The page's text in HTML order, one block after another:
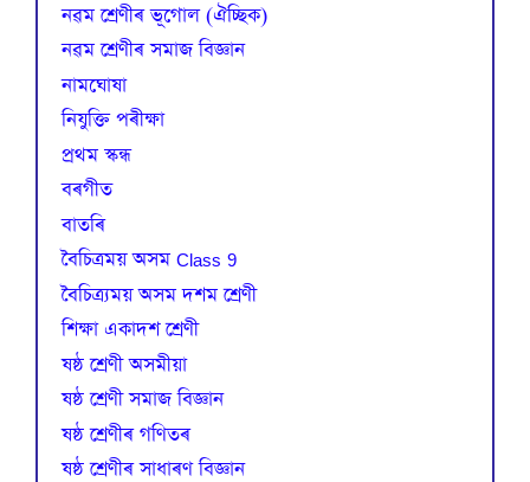
নৱম শ্ৰেণীৰ ভূগোল (ঐচ্ছিক)
নৱম শ্ৰেণীৰ সমাজ বিজ্ঞান
নামঘোষা
নিযুক্তি পৰীক্ষা
প্রথম স্কন্ধ
বৰগীত
বাতৰি
বৈচিত্রময় অসম Class 9
বৈচিত্র্যময় অসম দশম শ্ৰেণী
শিক্ষা একাদশ শ্ৰেণী
ষষ্ঠ শ্ৰেণী অসমীয়া
ষষ্ঠ শ্ৰেণী সমাজ বিজ্ঞান
ষষ্ঠ শ্ৰেণীৰ গণিতৰ
ষষ্ঠ শ্ৰেণীৰ সাধাৰণ বিজ্ঞান